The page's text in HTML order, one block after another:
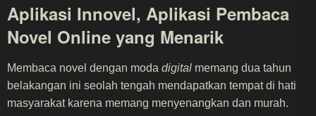
Aplikasi Innovel, Aplikasi Pembaca
Novel Online yang Menarik
Membaca novel dengan moda digital memang dua tahun
belakangan ini seolah tengah mendapatkan tempat di hati
masyarakat karena memang menyenangkan dan murah.